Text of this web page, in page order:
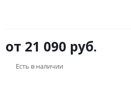
от 21 090 руб.
Есть в наличии